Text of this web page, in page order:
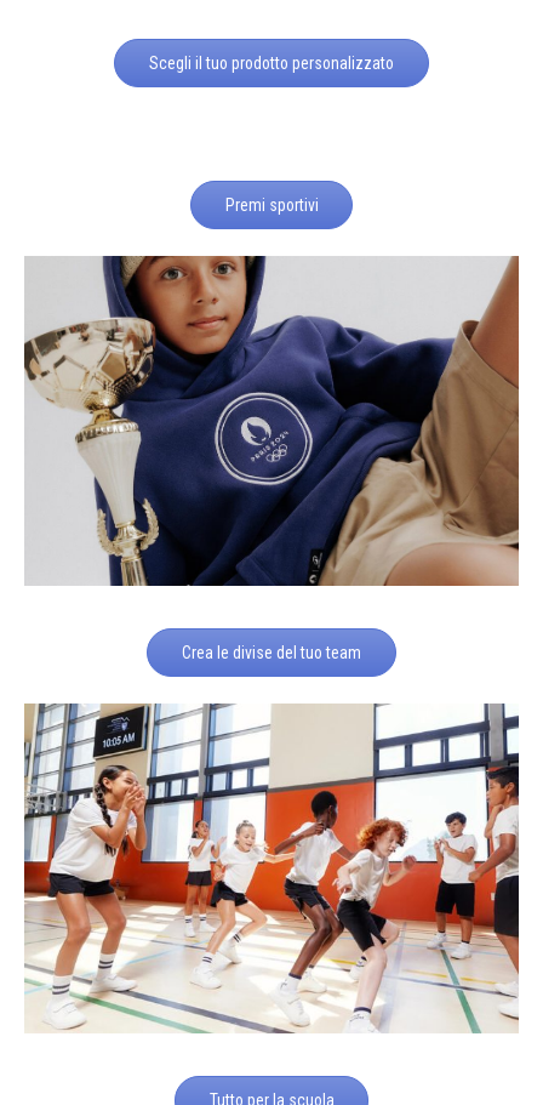
Scegli il tuo prodotto personalizzato
Premi sportivi
Crea le divise del tuo team
Tutto per la scuola